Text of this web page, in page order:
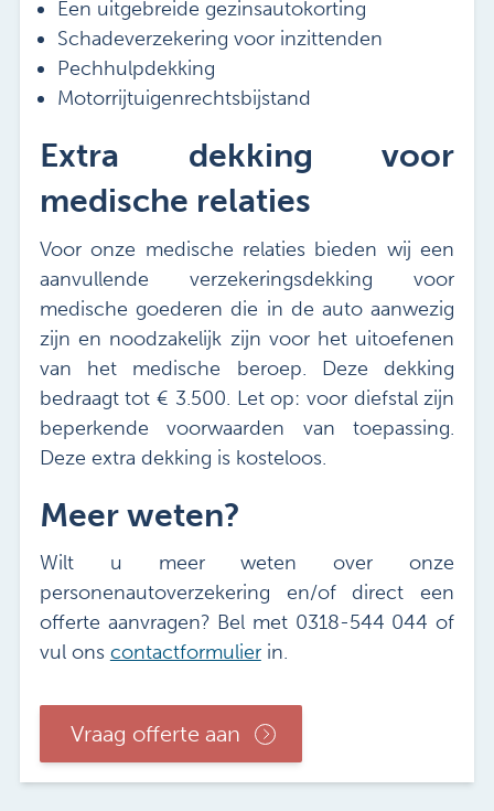
Een uitgebreide gezinsautokorting
Schadeverzekering voor inzittenden
Pechhulpdekking
Motorrijtuigenrechtsbijstand
Extra dekking voor
medische relaties
Voor onze medische relaties bieden wij een
aanvullende verzekeringsdekking voor
medische goederen die in de auto aanwezig
zijn en noodzakelijk zijn voor het uitoefenen
van het medische beroep. Deze dekking
bedraagt tot € 3.500. Let op: voor diefstal zijn
beperkende voorwaarden van toepassing.
Deze extra dekking is kosteloos.
Meer weten?
Wilt u meer weten over onze
personenautoverzekering en/of direct een
offerte aanvragen? Bel met 0318-544 044 of
vul ons contactformulier in.
Vraag offerte aan